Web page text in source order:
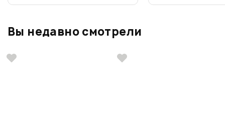
Вы недавно смотрели